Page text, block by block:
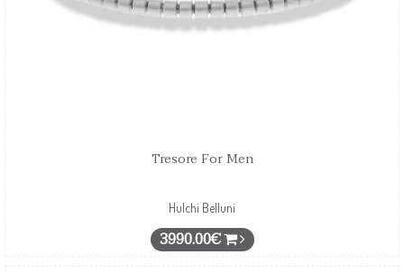
Tresore For Men
Hulchi Belluni
3990.00€